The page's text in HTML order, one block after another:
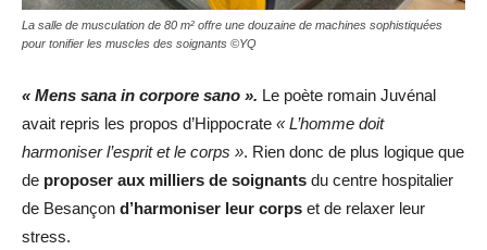
La salle de musculation de 80 m² offre une douzaine de machines sophistiquées
pour tonifier les muscles des soignants ©YQ
« Mens sana in corpore sano ». Le poète romain Juvénal
avait repris les propos d’Hippocrate « L’homme doit
harmoniser l’esprit et le corps ». Rien donc de plus logique que
de proposer aux milliers de soignants du centre hospitalier
de Besançon d’harmoniser leur corps et de relaxer leur
stress.